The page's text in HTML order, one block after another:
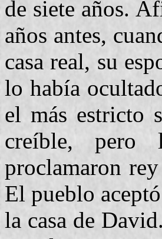
de siete años.
años antes,
casa real, su
lo había
el más estricto
creíble, pero
proclamaron
El pueblo
la casa de